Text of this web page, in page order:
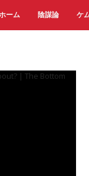
ーム 陰謀論 ケ